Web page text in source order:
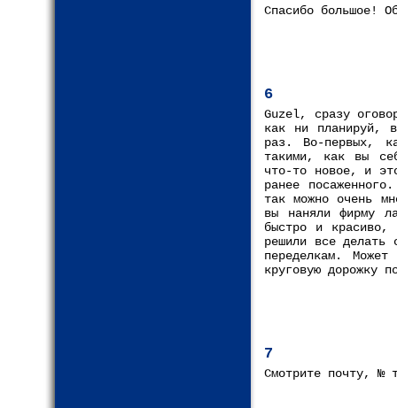
Спасибо большое!
6
Guzel, сразу
как ни планируй,
раз. Во-первых,
такими, как вы
что-то новое, и
ранее
так можно очень
вы наняли фирму
быстро и красиво,
решили все
переделкам.
круговую дорожку
7
Смотрите почту, №